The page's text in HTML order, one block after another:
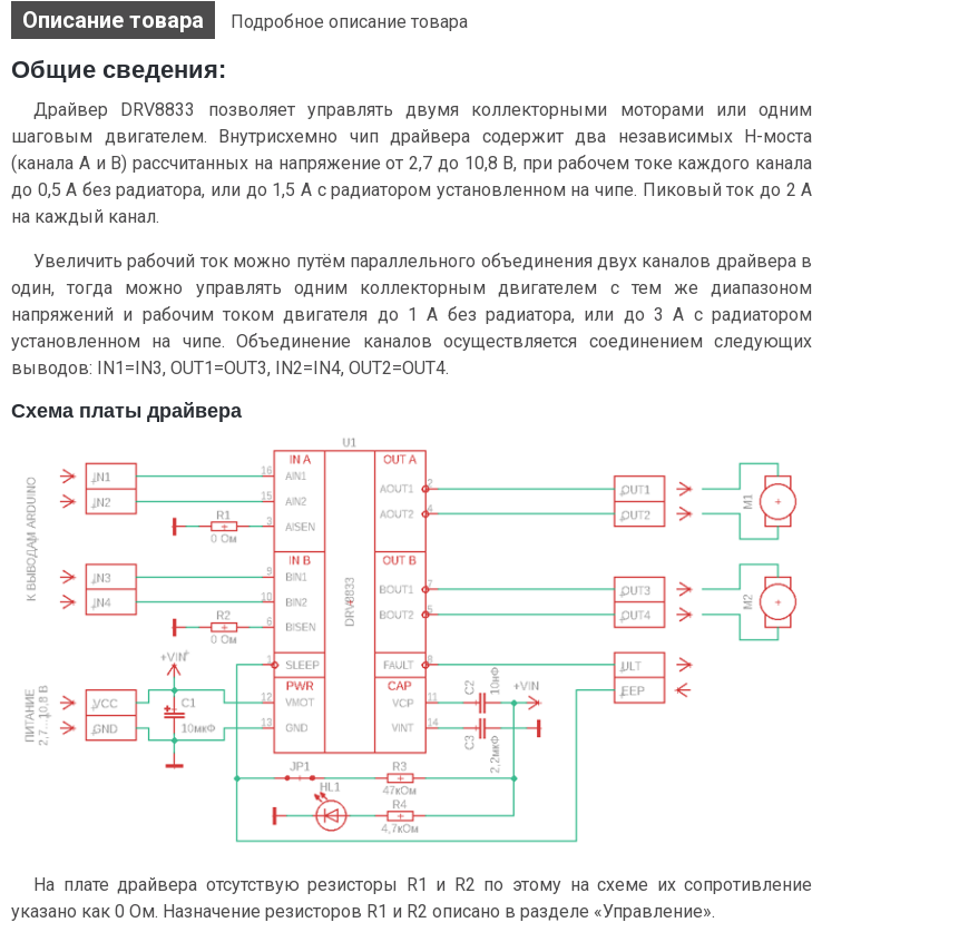
Описание товара Подробное описание товара
Общие сведения:
Драйвер DRV8833 позволяет управлять двумя коллекторными моторами или одним
шаговым двигателем. Внутрисхемно чип драйвера содержит два независимых H-моста
(канала A и B) рассчитанных на напряжение от 2,7 до 10,8 В, при рабочем токе каждого канала
до 0,5 А без радиатора, или до 1,5 А с радиатором установленном на чипе. Пиковый ток до 2 А
на каждый канал.
Увеличить рабочий ток можно путём параллельного объединения двух каналов драйвера в
один, тогда можно управлять одним коллекторным двигателем с тем же диапазоном
напряжений и рабочим током двигателя до 1 А без радиатора, или до 3 А с радиатором
установленном на чипе. Объединение каналов осуществляется соединением следующих
выводов: IN1=IN3, OUT1=OUT3, IN2=IN4, OUT2=OUT4.
Схема платы драйвера
На плате драйвера отсутствую резисторы R1 и R2 по этому на схеме их сопротивление
указано как 0 Ом. Назначение резисторов R1 и R2 описано в разделе «Управление».